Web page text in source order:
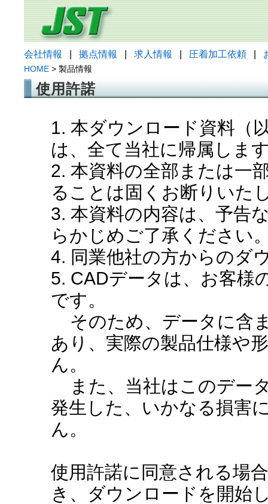
会社情報 拠点情報 求人情報 圧着加工依頼
HOME > 製品情報
使用許諾
1. 本ダウンロード資料（
は、全て当社に帰属しま
2. 本資料の全部または一
ることは固くお断りいた
3. 本資料の内容は、予告
らかじめご了承ください
4. 同業他社の方からのダ
5. CADデータは、お客様
です。
そのため、データに含
あり、実際の製品仕様や
ん。
また、当社はこのデー
発生した、いかなる損害
ん。
使用許諾に同意される場
き、ダウンロードを開始